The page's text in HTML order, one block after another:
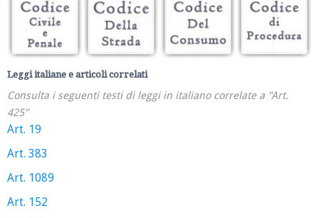
Leggi italiane e articoli correlati
Consulta i seguenti testi di leggi in italiano correlate a "Art.
425"
Art. 19
Art. 383
Art. 1089
Art. 152